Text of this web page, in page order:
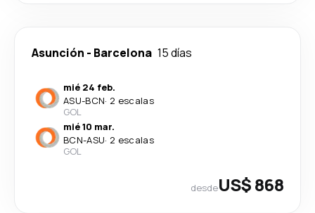
Asunción - Barcelona 15 días
mié 24 feb.
ASU-BCN· 2 escalas
GOL
mié 10 mar.
BCN-ASU· 2 escalas
GOL
desdeUS$ 868